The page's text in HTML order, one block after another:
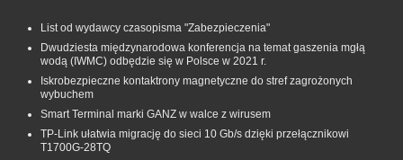
List od wydawcy czasopisma "Zabezpieczenia"
Dwudziesta międzynarodowa konferencja na temat gaszenia mgłą
wodą (IWMC) odbędzie się w Polsce w 2021 r.
Iskrobezpieczne kontaktrony magnetyczne do stref zagrożonych
wybuchem
Smart Terminal marki GANZ w walce z wirusem
TP-Link ułatwia migrację do sieci 10 Gb/s dzięki przełącznikowi
T1700G‑28TQ